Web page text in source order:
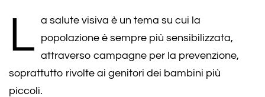
L a salute visiva è un tema su cui la
popolazione è sempre più sensibilizzata,
attraverso campagne per la prevenzione,
soprattutto rivolte ai genitori dei bambini più
piccoli.